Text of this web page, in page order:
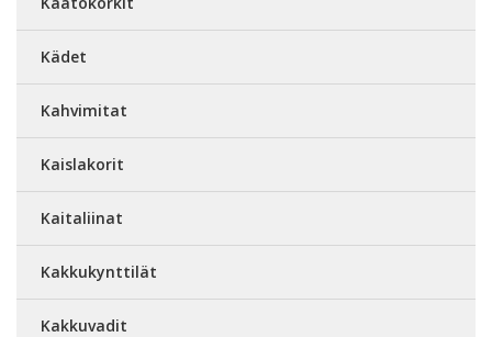
Kädet
Kahvimitat
Kaislakorit
Kaitaliinat
Kakkukynttilät
Kakkuvadit